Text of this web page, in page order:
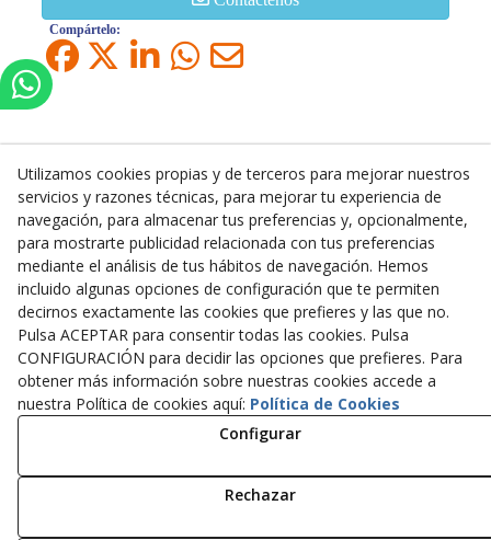
Compártelo:
Inserbo, S.L.
Pol. Industrial Torrefarrera C/. Ponent, 3
25123 Torrefarrera( Lleida)España
+34 973 75 03 13
+34 973 75 17 72
inserbo@inserbo.com
Aviso Legal
Política de Privacidad
Utilizamos cookies propias y de terceros para mejorar nuestros
servicios y razones técnicas, para mejorar tu experiencia de
navegación, para almacenar tus preferencias y, opcionalmente,
para mostrarte publicidad relacionada con tus preferencias
mediante el análisis de tus hábitos de navegación. Hemos
incluido algunas opciones de configuración que te permiten
decirnos exactamente las cookies que prefieres y las que no.
Pulsa ACEPTAR para consentir todas las cookies. Pulsa
CONFIGURACIÓN para decidir las opciones que prefieres. Para
obtener más información sobre nuestras cookies accede a
nuestra Política de cookies aquí: Política de Cookies
Configurar
Rechazar